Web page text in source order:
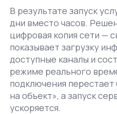
В результате запуск
дни вместо часов.
цифровая копия сети —
показывает загрузку
доступные каналы и
режиме реального
подключения
на объект», а запуск
ускоряется.